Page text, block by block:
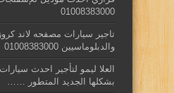
01008383000
تاجير سيارات مصفحه لاند
والدبلوماسيين 01008383000
بشكلها الجديد المتطور ……